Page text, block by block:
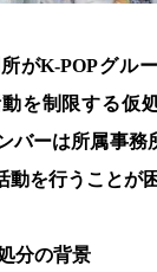
がK-POPグル
を制限する仮
バーは所属事務
動を行うことが
分の背景